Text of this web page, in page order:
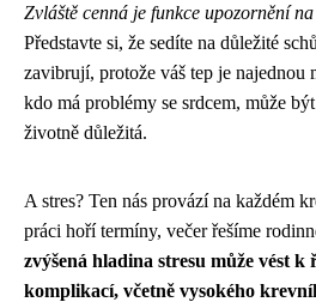
Zvláště cenná je funkce upozornění
Představte si, že sedíte na důležité
zavibrují, protože váš tep je najednou
kdo má problémy se srdcem, může
životně důležitá.
A stres? Ten nás provází na každém
práci hoří termíny, večer řešíme
zvýšená hladina stresu může vést k
komplikací, včetně vysokého